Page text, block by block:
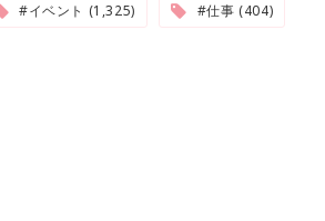
#イベント (1,325) #仕事 (404)